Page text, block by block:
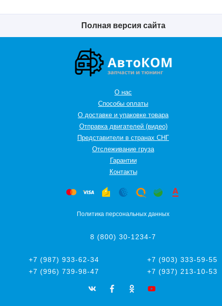
Полная версия сайта
О нас
Способы оплаты
О доставке и упаковке товара
Отправка двигателей (видео)
Представители в странах СНГ
Oтслеживание груза
Гарантии
Контакты
Политика персональных данных
8 (800) 30-1234-7
+7 (987) 933-62-34
+7 (903) 333-59-55
+7 (996) 739-98-47
+7 (937) 213-10-53